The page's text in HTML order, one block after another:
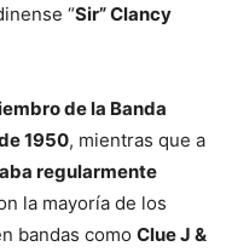
“Sir” Clancy
de la Banda
1950, mientras que a
regularmente
la mayoría de los
bandas como Clue J &